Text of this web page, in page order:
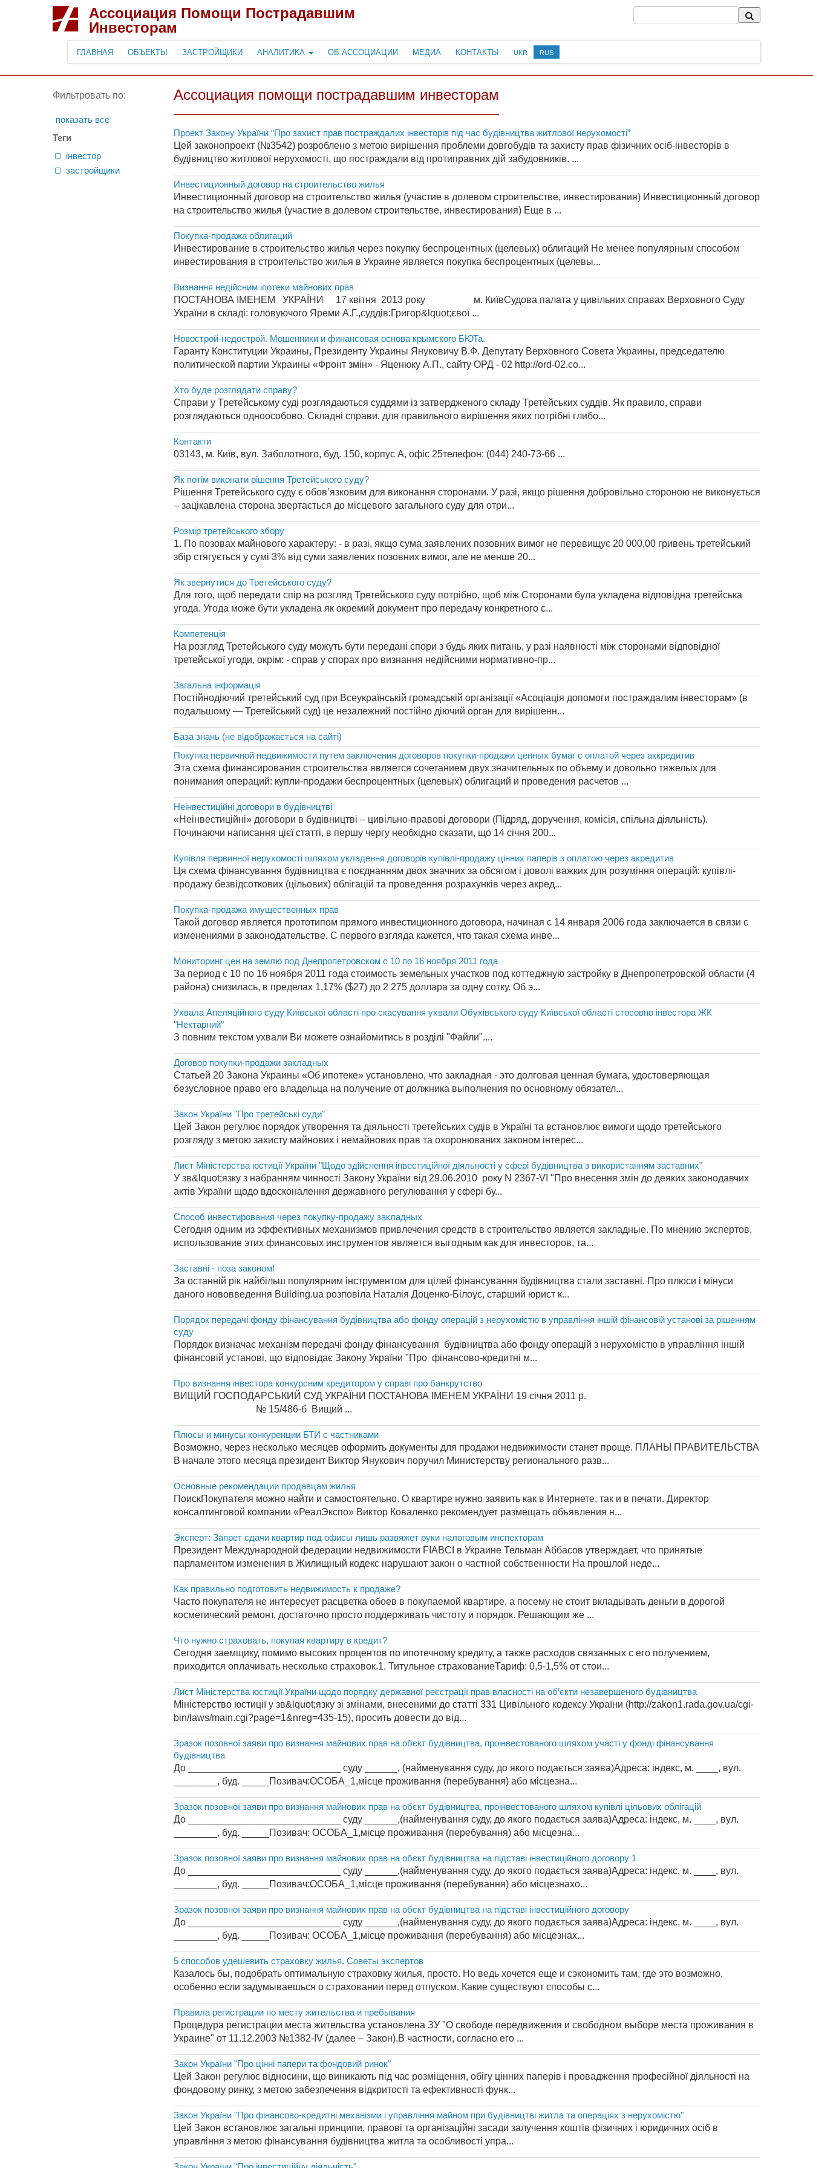
Ассоциация Помощи Пострадавшим
Инвесторам
ГЛАВНАЯ ОБЪЕКТЫ ЗАСТРОЙЩИКИ АНАЛИТИКА ОБ АССОЦИАЦИИ МЕДИА КОНТАКТЫ UKR RUS
Фильтровать по:
показать все
Теги
інвестор
застройщики
Ассоциация помощи пострадавшим инвесторам
Проект Закону України “Про захист прав постраждалих інвесторів під час будівництва житлової нерухомості”
Цей законопроект (№3542) розроблено з метою вирішення проблеми довгобудів та захисту прав фізичних осіб-інвесторів в
будівництво житлової нерухомості, що постраждали від протиправних дій забудовників. ...
Инвестиционный договор на строительство жилья
Инвестиционный договор на строительство жилья (участие в долевом строительстве, инвестирования) Инвестиционный договор
на строительство жилья (участие в долевом строительстве, инвестирования) Еще в ...
Покупка-продажа облигаций
Инвестирование в строительство жилья через покупку беспроцентных (целевых) облигаций Не менее популярным способом
инвестирования в строительство жилья в Украине является покупка беспроцентных (целевы...
Визнання недійсним іпотеки майнових прав
ПОСТАНОВА ІМЕНЕМ УКРАЇНИ 17 квітня 2013 року м. КиївСудова палата у цивільних справах Верховного Суду
України в складі: головуючого Яреми А.Г.,суддів:Григор&lquot;євої ...
Новострой-недострой. Мошенники и финансовая основа крымского БЮТа.
Гаранту Конституции Украины, Президенту Украины Януковичу В.Ф. Депутату Верховного Совета Украины, председателю
политической партии Украины «Фронт змін» - Яценюку А.П., сайту ОРД - 02 http://ord-02.co...
Хто буде розглядати справу?
Справи у Третейському суді розглядаються суддями із затвердженого складу Третейських суддів. Як правило, справи
розглядаються одноособово. Складні справи, для правильного вирішення яких потрібні глибо...
Контакти
03143, м. Київ, вул. Заболотного, буд. 150, корпус А, офіс 25телефон: (044) 240-73-66 ...
Як потім виконати рішення Третейського суду?
Рішення Третейського суду є обов’язковим для виконання сторонами. У разі, якщо рішення добровільно стороною не виконується
– зацікавлена сторона звертається до місцевого загального суду для отри...
Розмір третейського збору
1. По позовах майнового характеру: - в разі, якщо сума заявлених позовних вимог не перевищує 20 000,00 гривень третейський
збір стягується у сумі 3% від суми заявлених позовних вимог, але не менше 20...
Як звернутися до Третейського суду?
Для того, щоб передати спір на розгляд Третейського суду потрібно, щоб між Сторонами була укладена відповідна третейська
угода. Угода може бути укладена як окремий документ про передачу конкретного с...
Компетенція
На розгляд Третейського суду можуть бути передані спори з будь яких питань, у разі наявності між сторонами відповідної
третейської угоди, окрім: - справ у спорах про визнання недійсними нормативно-пр...
Загальна інформація
Постійнодіючий третейський суд при Всеукраїнській громадській організації «Асоціація допомоги постраждалим інвесторам» (в
подальшому — Третейський суд) це незалежний постійно діючий орган для вирішенн...
База знань (не відображається на сайті)
Покупка первичной недвижимости путем заключения договоров покупки-продажи ценных бумаг с оплатой через аккредитив
Эта схема финансирования строительства является сочетанием двух значительных по объему и довольно тяжелых для
понимания операций: купли-продажи беспроцентных (целевых) облигаций и проведения расчетов ...
Неінвестиційні договори в будівництві
«Неінвестиційні» договори в будівництві – цивільно-правові договори (Підряд, доручення, комісія, спільна діяльність).
Починаючи написання цієї статті, в першу чергу необхідно сказати, що 14 січня 200...
Купівля первинної нерухомості шляхом укладення договорів купівлі-продажу цінних паперів з оплатою через акредитив
Ця схема фінансування будівництва є поєднанням двох значних за обсягом і доволі важких для розуміння операцій: купівлі-
продажу безвідсоткових (цільових) облігацій та проведення розрахунків через акред...
Покупка-продажа имущественных прав
Такой договор является прототипом прямого инвестиционного договора, начиная с 14 января 2006 года заключается в связи с
изменениями в законодательстве. С первого взгляда кажется, что такая схема инве...
Мониторинг цен на землю под Днепропетровском с 10 по 16 ноября 2011 года
За период с 10 по 16 ноября 2011 года стоимость земельных участков под коттеджную застройку в Днепропетровской области (4
района) снизилась, в пределах 1,17% ($27) до 2 275 доллара за одну сотку. Об э...
Ухвала Апеляційного суду Київської області про скасування ухвали Обухівського суду Київської області стосовно інвестора ЖК
"Нектарний"
З повним текстом ухвали Ви можете ознайомитись в розділі "Файли"....
Договор покупки-продажи закладных
Статьей 20 Закона Украины «Об ипотеке» установлено, что закладная - это долговая ценная бумага, удостоверяющая
безусловное право его владельца на получение от должника выполнения по основному обязател...
Закон України "Про третейські суди"
Цей Закон регулює порядок утворення та діяльності третейських судів в Україні та встановлює вимоги щодо третейського
розгляду з метою захисту майнових і немайнових прав та охоронюваних законом інтерес...
Лист Міністерства юстиції України "Щодо здійснення інвестиційної діяльності у сфері будівництва з використанням заставних"
У зв&lquot;язку з набранням чинності Закону України від 29.06.2010 року N 2367-VI "Про внесення змін до деяких законодавчих
актів України щодо вдосконалення державного регулювання у сфері бу...
Способ инвестирования через покупку-продажу закладных
Сегодня одним из эффективных механизмов привлечения средств в строительство является закладные. По мнению экспертов,
использование этих финансовых инструментов является выгодным как для инвесторов, та...
Заставні - поза законом!
За останній рік найбільш популярним інструментом для цілей фінансування будівництва стали заставні. Про плюси і мінуси
даного нововведення Building.ua розповіла Наталія Доценко-Білоус, старший юрист к...
Порядок передачі фонду фінансування будівництва або фонду операцій з нерухомістю в управління іншій фінансовій установі за рішенням
суду
Порядок визначає механізм передачі фонду фінансування будівництва або фонду операцій з нерухомістю в управління іншій
фінансовій установі, що відповідає Закону України "Про фінансово-кредитні м...
Про визнання інвестора конкурсним кредитором у справі про банкрутство
ВИЩИЙ ГОСПОДАРСЬКИЙ СУД УКРАЇНИ ПОСТАНОВА ІМЕНЕМ УКРАЇНИ 19 січня 2011 р.
№ 15/486-б Вищий ...
Плюсы и минусы конкуренции БТИ с частниками
Возможно, через несколько месяцев оформить документы для продажи недвижимости станет проще. ПЛАНЫ ПРАВИТЕЛЬСТВА
В начале этого месяца президент Виктор Янукович поручил Министерству регионального разв...
Основные рекомендации продавцам жилья
ПоискПокупателя можно найти и самостоятельно. О квартире нужно заявить как в Интернете, так и в печати. Директор
консалтинговой компании «РеалЭкспо» Виктор Коваленко рекомендует размещать объявления н...
Эксперт: Запрет сдачи квартир под офисы лишь развяжет руки налоговым инспекторам
Президент Международной федерации недвижимости FIABCI в Украине Тельман Аббасов утверждает, что принятые
парламентом изменения в Жилищный кодекс нарушают закон о частной собственности На прошлой неде...
Как правильно подготовить недвижимость к продаже?
Часто покупателя не интересует расцветка обоев в покупаемой квартире, а посему не стоит вкладывать деньги в дорогой
косметический ремонт, достаточно просто поддерживать чистоту и порядок. Решающим же ...
Что нужно страховать, покупая квартиру в кредит?
Сегодня заемщику, помимо высоких процентов по ипотечному кредиту, а также расходов связанных с его получением,
приходится оплачивать несколько страховок.1. Титульное страхованиеТариф: 0,5-1,5% от стои...
Лист Міністерства юстиції України щодо порядку державної реєстрації прав власності на об’єкти незавершеного будівництва
Міністерство юстиції у зв&lquot;язку зі змінами, внесеними до статті 331 Цивільного кодексу України (http://zakon1.rada.gov.ua/cgi-
bin/laws/main.cgi?page=1&nreg=435-15), просить довести до від...
Зразок позовної заяви про визнання майнових прав на обєкт будівництва, проінвестованого шляхом участі у фонді фінансування
будівництва
До ____________________________ суду ______, (найменування суду, до якого подається заява)Адреса: індекс, м. ____, вул.
________, буд. _____Позивач:ОСОБА_1,місце проживання (перебування) або місцезна...
Зразок позовної заяви про визнання майнових прав на обєкт будівництва, проінвестованого шляхом купівлі цільових облігацій
До ____________________________ суду ______,(найменування суду, до якого подається заява)Адреса: індекс, м. ____, вул.
________, буд. _____Позивач: ОСОБА_1,місце проживання (перебування) або місцезна...
Зразок позовної заяви про визнання майнових прав на обєкт будівництва на підставі інвестиційного договору 1
До ____________________________ суду ______,(найменування суду, до якого подається заява)Адреса: індекс, м. ____, вул.
________, буд. _____Позивач:ОСОБА_1,місце проживання (перебування) або місцезнахо...
Зразок позовної заяви про визнання майнових прав на обєкт будівництва на підставі інвестиційного договору
До ____________________________ суду ______,(найменування суду, до якого подається заява)Адреса: індекс, м. ____, вул.
________, буд. _____Позивач: ОСОБА_1,місце проживання (перебування) або місцезнах...
5 способов удешевить страховку жилья. Советы экспертов
Казалось бы, подобрать оптимальную страховку жилья, просто. Но ведь хочется еще и сэкономить там, где это возможно,
особенно если задумываешься о страховании перед отпуском. Какие существуют способы с...
Правила регистрации по месту жительства и пребывания
Процедура регистрации места жительства установлена ЗУ "О свободе передвижения и свободном выборе места проживания в
Украине" от 11.12.2003 №1382-IV (далее – Закон).В частности, согласно его ...
Закон України "Про цінні папери та фондовий ринок"
Цей Закон регулює відносини, що виникають під час розміщення, обігу цінних паперів і провадження професійної діяльності на
фондовому ринку, з метою забезпечення відкритості та ефективності функ...
Закон України "Про фінансово-кредитні механізми і управління майном при будівництві житла та операціях з нерухомістю"
Цей Закон встановлює загальні принципи, правові та організаційні засади залучення коштів фізичних і юридичних осіб в
управління з метою фінансування будівництва житла та особливості упра...